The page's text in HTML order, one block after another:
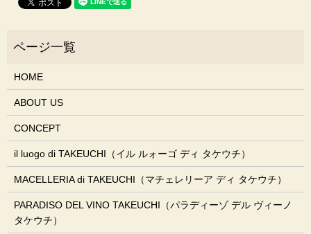
HOME
ABOUT US
CONCEPT
il luogo di TAKEUCHI（イル ルォーゴ ディ タケウチ）
MACELLERIA di TAKEUCHI（マチェレリーア ディ タケウチ）
PARADISO DEL VINO TAKEUCHI（パラディーゾ デル ヴィーノ
タケウチ）